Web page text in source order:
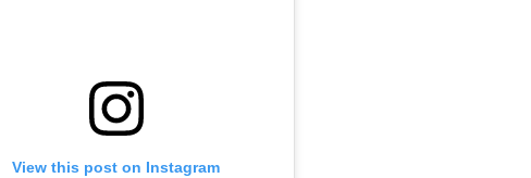
View this post on Instagram